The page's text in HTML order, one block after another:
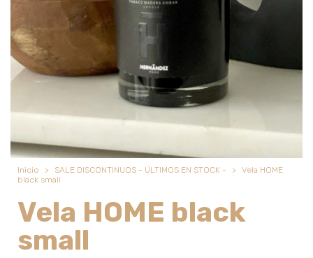
Inicio > SALE DISCONTINUOS - ÚLTIMOS EN STOCK - >
Vela HOME
black small
Vela HOME black
small